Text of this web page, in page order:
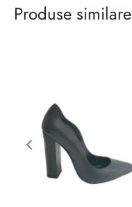
Produse similare